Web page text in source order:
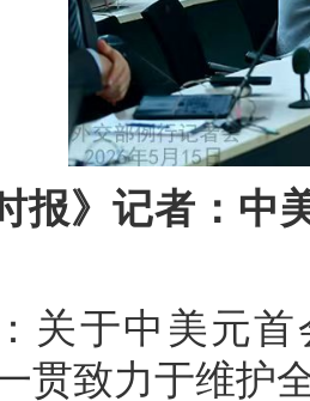
报》记者：
关于中美元
贯致力于维护